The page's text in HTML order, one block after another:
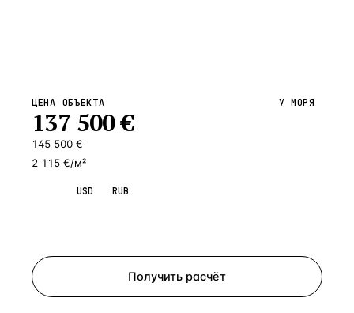
ЦЕНА ОБЪЕКТА
137 500€
145 500 €
2 115 €/м²
У МОРЯ
USD RUB
Получить расчёт